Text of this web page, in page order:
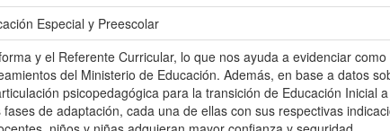
Especial y Preescolar
y el Referente Curricular, lo que nos ayuda a evidenciar
del Ministerio de Educación. Además, en base a datos
psicopedagógica para la transición de Educación Inicial
de adaptación, cada una de ellas con sus respectivas